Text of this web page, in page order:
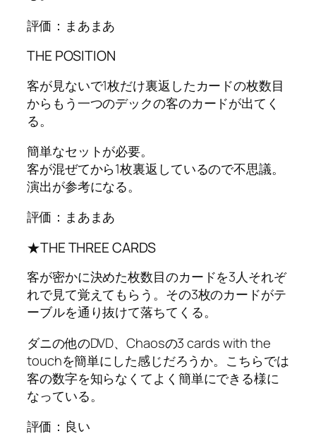
評価：まあまあ
THE POSITION
客が見ないで1枚だけ裏返したカードの枚数目
からもう一つのデックの客のカードが出てく
る。
簡単なセットが必要。
客が混ぜてから1枚裏返しているので不思議。
演出が参考になる。
評価：まあまあ
★THE THREE CARDS
客が密かに決めた枚数目のカードを3人それぞ
れで見て覚えてもらう。その3枚のカードがテ
ーブルを通り抜けて落ちてくる。
ダニの他のDVD、Chaosの3 cards with the
touchを簡単にした感じだろうか。こちらでは
客の数字を知らなくてよく簡単にできる様に
なっている。
評価：良い